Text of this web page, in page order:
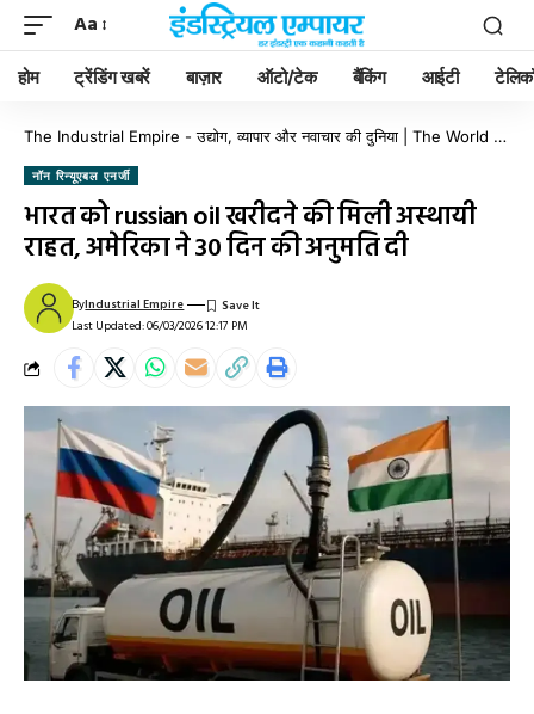
Aa
होम ट्रेंडिंग खबरें बाज़ार ऑटो/टेक बैंकिंग आईटी
The Industrial Empire - उद्योग, व्यापार और नवाचार की दुनिया | The World of Industry, Business & Innovation
नॉन रिन्यूएबल एनर्जी
भारत को russian oil खरीदने की मिली अस्थायी
राहत, अमेरिका ने 30 दिन की अनुमति दी
Last Updated: 06/03/2026 12:17 PM
ByIndustrial Empire